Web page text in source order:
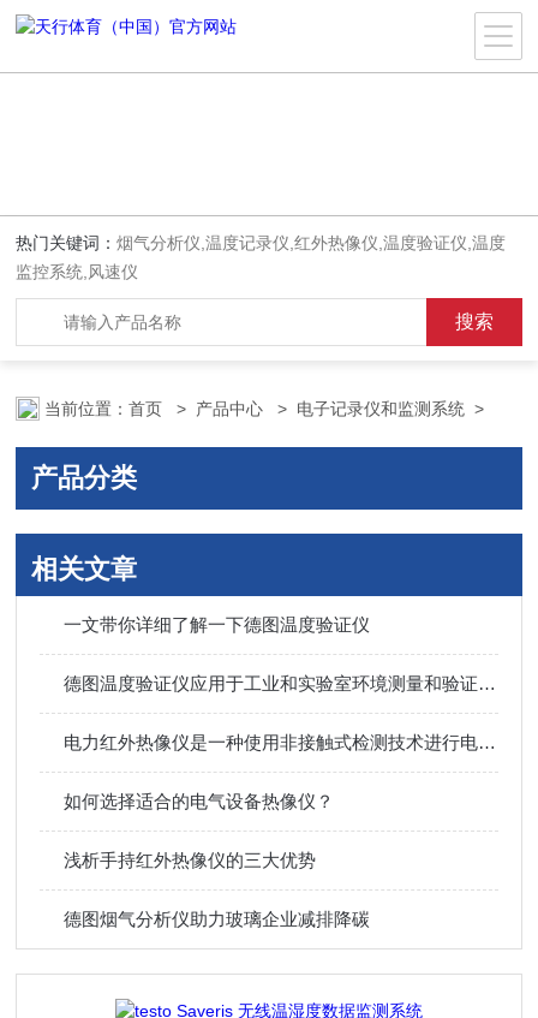
热门关键词：烟气分析仪,温度记录仪,红外热像仪,温度验证仪,温度
监控系统,风速仪
当前位置：首页 > 产品中心 > 电子记录仪和监测系统 >
产品分类
相关文章
一文带你详细了解一下德图温度验证仪
德图温度验证仪应用于工业和实验室环境测量和验证各种物质的温度
电力红外热像仪是一种使用非接触式检测技术进行电力设备检测的先进仪器
如何选择适合的电气设备热像仪？
浅析手持红外热像仪的三大优势
德图烟气分析仪助力玻璃企业减排降碳